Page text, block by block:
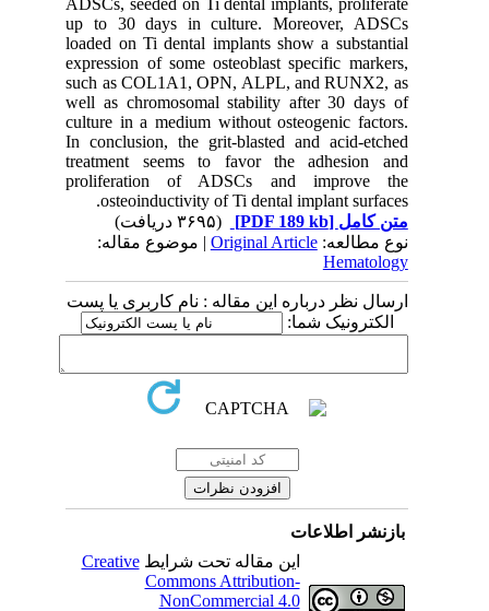
ADSCs, seeded on Ti dental implants, proliferate
up to 30 days in culture. Moreover, ADSCs
loaded on Ti dental implants show a substantial
expression of some osteoblast specific markers,
such as COL1A1, OPN, ALPL, and RUNX2, as
well as chromosomal stability after 30 days of
culture in a medium without osteogenic factors.
In conclusion, the grit-blasted and acid-etched
treatment seems to favor the adhesion and
proliferation of ADSCs and improve the
osteoinductivity of Ti dental implant surfaces.
متن کامل[PDF 189 kb]
نوع مطالعه:Original Article| موضوع مقاله:
Hematology
ارسال نظر درباره این مقاله : نام کاربری یا پست
الکترونیک شما:
بازنشر اطلاعات
این مقاله تحت شرایطCreative
Commons Attribution-
NonCommercial 4.0